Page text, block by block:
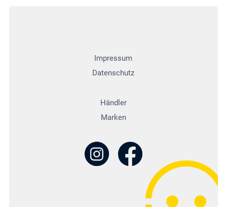
Impressum
Datenschutz
Händler
Marken